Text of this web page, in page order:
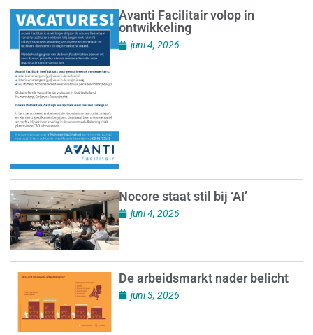
Avanti Facilitair volop in
ontwikkeling
juni 4, 2026
Nocore staat stil bij ‘AI’
juni 4, 2026
De arbeidsmarkt nader belicht
juni 3, 2026